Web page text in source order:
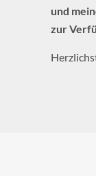
und
zur